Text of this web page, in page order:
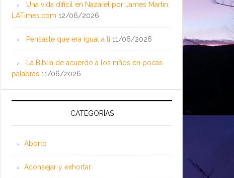
Una vida difícil en Nazaret por James Martin;
LATimes.com 12/06/2026
Pensaste que era igual a ti 11/06/2026
La Biblia de acuerdo a los niños en pocas
palabras 11/06/2026
CATEGORÍAS
Aborto
Aconsejar y exhortar